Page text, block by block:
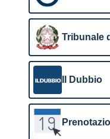
Tribunale
Il Dubbio